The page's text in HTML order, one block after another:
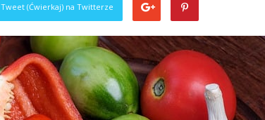
Tweet (Ćwierkaj) na Twitterze